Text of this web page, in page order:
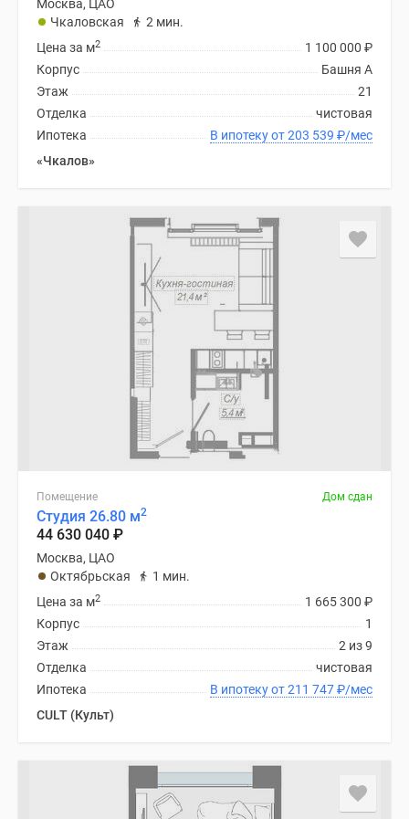
Москва, ЦАО
Чкаловская
2 мин.
1 100 000 ₽
Цена за м2
Башня А
Корпус
21
Этаж
чистовая
Отделка
В ипотеку от 203 539 ₽/мес
Ипотека
«Чкалов»
Помещение Дом сдан
Студия 26.80 м2
44 630 040 ₽
Москва, ЦАО
Октябрьская
1 мин.
1 665 300 ₽
Цена за м2
1
Корпус
2 из 9
Этаж
чистовая
Отделка
В ипотеку от 211 747₽/мес
Ипотека
CULT (Культ)